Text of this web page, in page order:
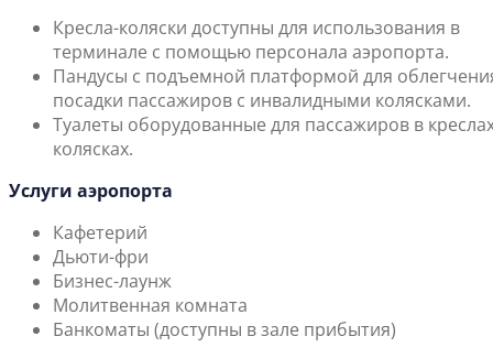
Кресла-коляски доступны для использования в
терминале с помощью персонала аэропорта.
Пандусы с подъемной платформой для
посадки пассажиров с инвалидными колясками.
Туалеты оборудованные для пассажиров в
колясках.
Услуги аэропорта
Кафетерий
Дьюти-фри
Бизнес-лаунж
Молитвенная комната
Банкоматы (доступны в зале прибытия)